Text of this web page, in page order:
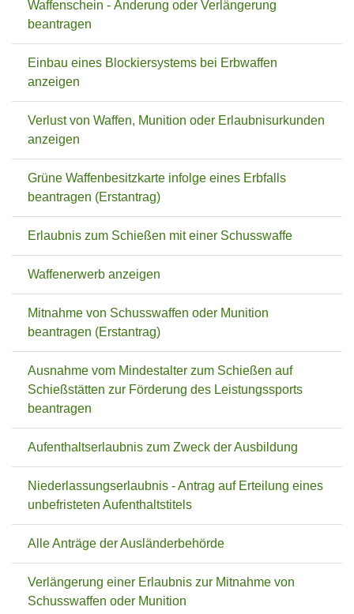
Waffenschein - Änderung oder Verlängerung
beantragen
Einbau eines Blockiersystems bei Erbwaffen
anzeigen
Verlust von Waffen, Munition oder Erlaubnisurkunden
anzeigen
Grüne Waffenbesitzkarte infolge eines Erbfalls
beantragen (Erstantrag)
Erlaubnis zum Schießen mit einer Schusswaffe
Waffenerwerb anzeigen
Mitnahme von Schusswaffen oder Munition
beantragen (Erstantrag)
Ausnahme vom Mindestalter zum Schießen auf
Schießstätten zur Förderung des Leistungssports
beantragen
Aufenthaltserlaubnis zum Zweck der Ausbildung
Niederlassungserlaubnis - Antrag auf Erteilung eines
unbefristeten Aufenthaltstitels
Alle Anträge der Ausländerbehörde
Verlängerung einer Erlaubnis zur Mitnahme von
Schusswaffen oder Munition